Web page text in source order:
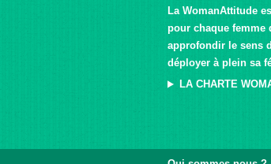
La WomanAttitude
pour chaque femme
approfondir le sens
déployer à plein sa
LA CHARTE